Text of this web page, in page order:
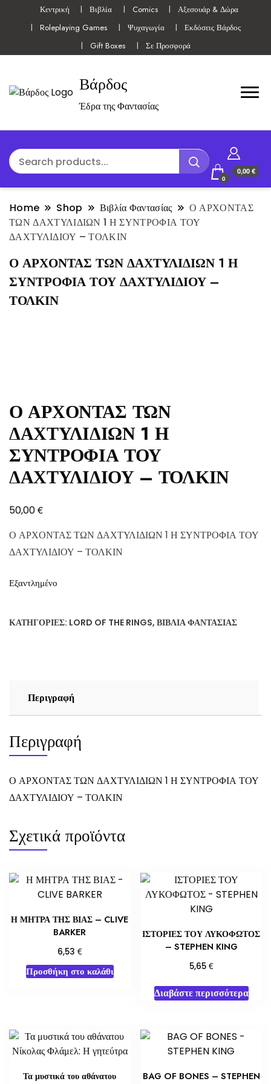
Κεντρική Βιβλία Comics
Αξεσουάρ & Δώρα
Roleplaying Games
Ψυχαγωγία
Εκδόσεις Βάρδος
Gift Boxes
Σε Προσφορά
Βάρδος
Έδρα της Φαντασίας
0
0,00 €
Home Shop Βιβλία Φαντασίας
Ο ΑΡΧΟΝΤΑΣ
ΤΩΝ ΔΑΧΤΥΛΙΔΙΩΝ 1 Η ΣΥΝΤΡΟΦΙΑ ΤΟΥ
ΔΑΧΤΥΛΙΔΙΟΥ – ΤΟΛΚΙΝ
Ο ΑΡΧΟΝΤΑΣ ΤΩΝ ΔΑΧΤΥΛΙΔΙΩΝ 1 Η
ΣΥΝΤΡΟΦΙΑ ΤΟΥ ΔΑΧΤΥΛΙΔΙΟΥ –
ΤΟΛΚΙΝ
Ο ΑΡΧΟΝΤΑΣ ΤΩΝ
ΔΑΧΤΥΛΙΔΙΩΝ 1 Η
ΣΥΝΤΡΟΦΙΑ ΤΟΥ
ΔΑΧΤΥΛΙΔΙΟΥ – ΤΟΛΚΙΝ
50,00€
Ο ΑΡΧΟΝΤΑΣ ΤΩΝ ΔΑΧΤΥΛΙΔΙΩΝ 1 Η ΣΥΝΤΡΟΦΙΑ ΤΟΥ
ΔΑΧΤΥΛΙΔΙΟΥ – ΤΟΛΚΙΝ
Εξαντλημένο
ΚΑΤΗΓΟΡΊΕΣ: LORD OF THE RINGS, ΒΙΒΛΊΑ ΦΑΝΤΑΣΊΑΣ
Περιγραφή
Περιγραφή
Ο ΑΡΧΟΝΤΑΣ ΤΩΝ ΔΑΧΤΥΛΙΔΙΩΝ 1 Η ΣΥΝΤΡΟΦΙΑ ΤΟΥ
ΔΑΧΤΥΛΙΔΙΟΥ – ΤΟΛΚΙΝ
Σχετικά προϊόντα
Η ΜΗΤΡΑ ΤΗΣ ΒΙΑΣ – CLIVE
BARKER
6,53 €
Προσθήκη στο καλάθι
ΙΣΤΟΡΙΕΣ ΤΟΥ ΛΥΚΟΦΩΤΟΣ
– STEPHEN KING
5,65 €
Διαβάστε περισσότερα
Τα μυστικά του αθάνατου
BAG OF BONES – STEPHEN